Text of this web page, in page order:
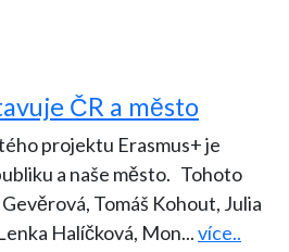
ČR a město
projektu Erasmus+ je
a naše město. Tohoto
Tomáš Kohout, Julia
Halíčková, Mon...více..